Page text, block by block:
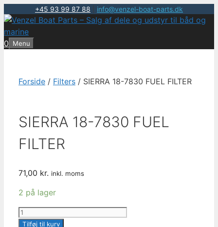
+45 93 99 87 88 info@venzel-boat-parts.dk
Hop
til
indhold
0 Menu
Forside / Filters / SIERRA 18-7830 FUEL FILTER
SIERRA 18-7830 FUEL
FILTER
71,00 kr. inkl. moms
2 på lager
SIERRA
18-
Tilføj til kurv